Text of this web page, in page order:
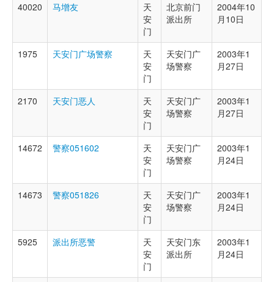
40020 马增友
天
安
门
北京前门
派出所
2004年10
月10日
1975 天安门广场警察
天
安
门
天安门广
场警察
2003年1
月27日
2170 天安门恶人
天
安
门
天安门广
场警察
2003年1
月27日
14672 警察051602
天
安
门
天安门广
场警察
2003年1
月24日
14673 警察051826
天
安
门
天安门广
场警察
2003年1
月24日
5925 派出所恶警
天
安
门
天安门东
派出所
2003年1
月24日